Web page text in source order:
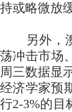
持或略微放
另外，澳
荡冲击市场
周三数据显
经济学家预
行2-3%的目